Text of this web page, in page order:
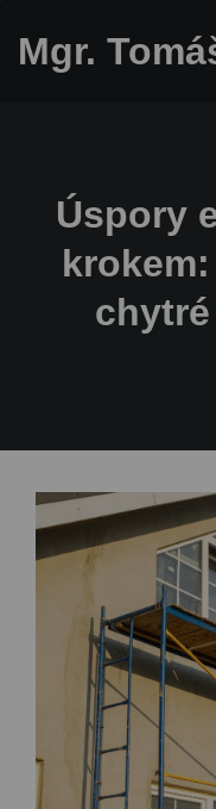
Mgr.
Úspory